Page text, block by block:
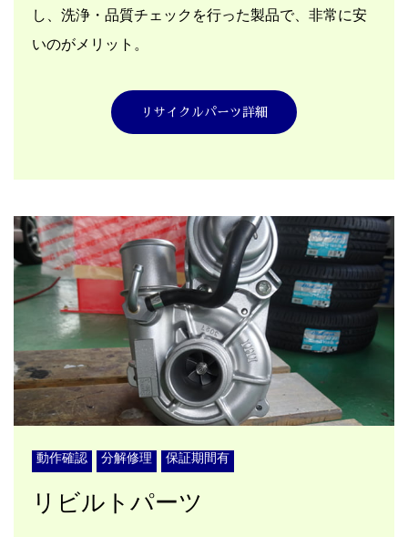
し、洗浄・品質チェックを行った製品で、非常に安
いのがメリット。
リサイクルパーツ詳細
動作確認 分解修理 保証期間有
リビルトパーツ